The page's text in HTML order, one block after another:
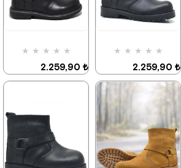
★ ★ ★ ★ ★
2.259,90 ₺
3.879,90 ₺
%42İndirim
Son 1
Ürün
★ ★ ★ ★ ★
2.259,90 ₺
3.879,90 ₺
%42İndirim
Ücretsiz
Kargo